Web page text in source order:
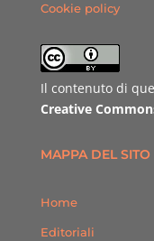
Cookie policy
Il contenuto di
Creative
MAPPA DEL SITO
Home
Editoriali